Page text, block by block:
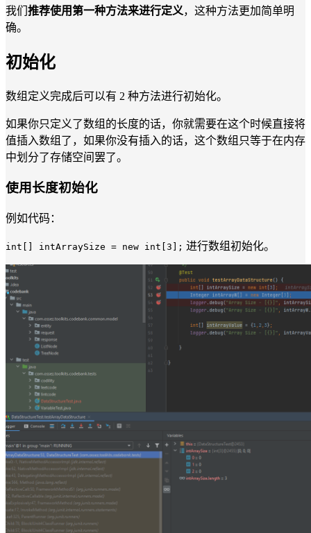
我们 推荐使用第一种方法来进行定义，这种方法更加简单明
确。
初始化
数组定义完成后可以有 2 种方法进行初始化。
如果你只定义了数组的长度的话，你就需要在这个时候直接将
值插入数组了，如果你没有插入的话，这个数组只等于在内存
中划分了存储空间罢了。
使用长度初始化
例如代码：
int[] intArraySize = new int[3]; 进行数组初始化。